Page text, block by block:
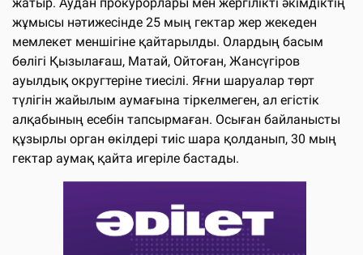
жұмысы нәтижесінде 25 мың гектар жер жекеден
мемлекет меншігіне қайтарылды. Олардың басым
бөлігі Қызылағаш, Матай, Ойтоған, Жансүгіров
ауылдық округтеріне тиесілі. Яғни шаруалар төрт
түлігін жайылым аумағына тіркелмеген, ал егістік
алқабының есебін тапсырмаған. Осыған байланысты
құзырлы орган өкілдері тиіс шара қолданып, 30 мың
гектар аумақ қайта игеріле бастады.